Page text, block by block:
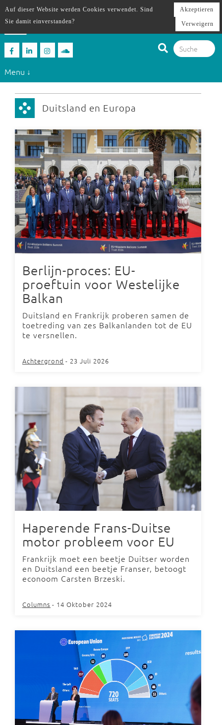
Menu ↓
Duitsland en Europa
Berlijn-proces: EU-
proeftuin voor Westelijke
Balkan
Duitsland en Frankrijk proberen samen de
toetreding van zes Balkanlanden tot de EU
te versnellen.
Achtergrond - 23 Juli 2026
Haperende Frans-Duitse
motor probleem voor EU
Frankrijk moet een beetje Duitser worden
en Duitsland een beetje Franser, betoogt
econoom Carsten Brzeski.
Columns - 14 Oktober 2024
Auf dieser Website werden Cookies verwendet. Sind
Sie damit einverstanden?
Akzeptieren
Verweigern